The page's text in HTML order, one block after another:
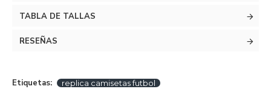
TABLA DE TALLAS
RESEÑAS
Etiquetas: replica camisetas futbol